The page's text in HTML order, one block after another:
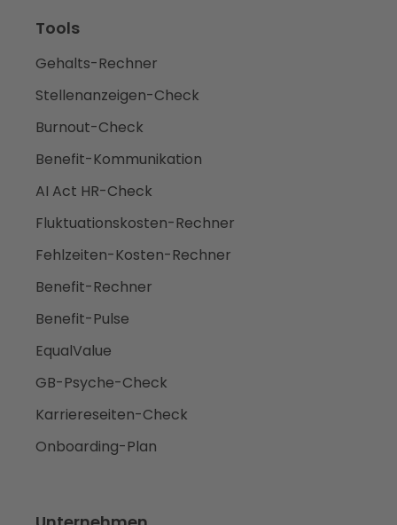
Tools
Gehalts-Rechner
Stellenanzeigen-Check
Burnout-Check
Benefit-Kommunikation
AI Act HR-Check
Fluktuationskosten-Rechner
Fehlzeiten-Kosten-Rechner
Benefit-Rechner
Benefit-Pulse
EqualValue
GB-Psyche-Check
Karriereseiten-Check
Onboarding-Plan